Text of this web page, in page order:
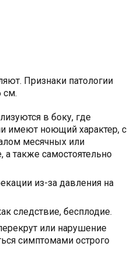
Признаки патологии
см.
в боку, где
имеют ноющий характер, с
месячных или
а также самостоятельно
из-за давления на
следствие, бесплодие.
или нарушение
симптомами острого